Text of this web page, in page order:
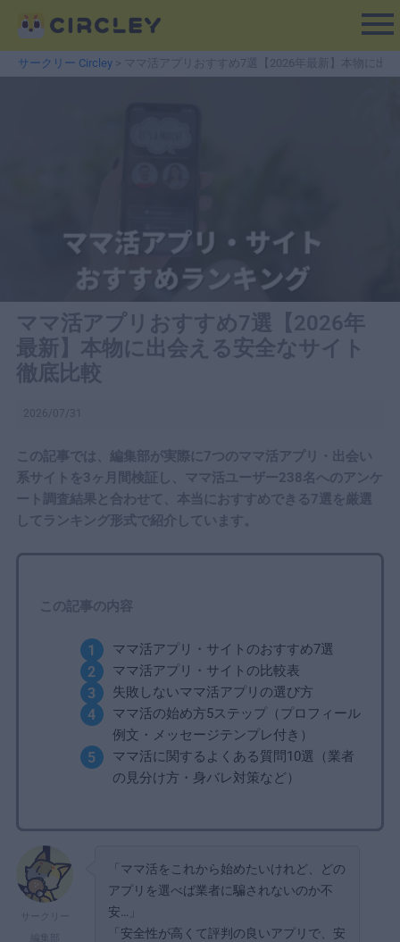
を
ス
サークリー Circley > ママ活アプリおすすめ7選【2026年最新】本物に出
ママ活アプリおすすめ7選【2026年
最新】本物に出会える安全なサイト
徹底比較
2026/07/31
この記事では、編集部が実際に7つのママ活アプリ・出会い
系サイトを3ヶ月間検証し、ママ活ユーザー238名へのアンケ
ート調査結果と合わせて、本当におすすめできる7選を厳選
してランキング形式で紹介しています。
この記事の内容
ママ活アプリ・サイトのおすすめ7選
ママ活アプリ・サイトの比較表
失敗しないママ活アプリの選び方
ママ活の始め方5ステップ（プロフィール
例文・メッセージテンプレ付き）
ママ活に関するよくある質問10選（業者
の見分け方・身バレ対策など）
「ママ活をこれから始めたいけれど、どの
アプリを選べば業者に騙されないのか不
安…」
「安全性が高くて評判の良いアプリで、安